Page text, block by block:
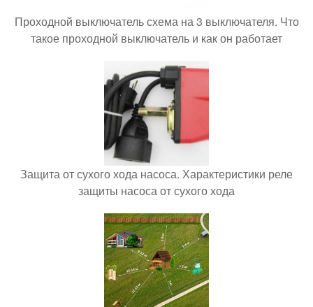
Проходной выключатель схема на 3 выключателя. Что
такое проходной выключатель и как он работает
Защита от сухого хода насоса. Характеристики реле
защиты насоса от сухого хода